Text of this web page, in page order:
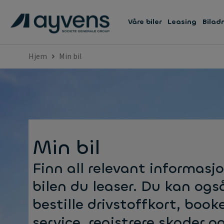
Våre biler Leasing
Hjem Min bil
Min bil
Finn all relevant
bilen du leaser. Du kan
bestille drivstoffkort,